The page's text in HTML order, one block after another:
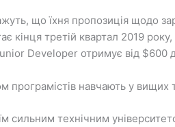
Developer отримує від
програмістів навчають у вищих
сильним технічним